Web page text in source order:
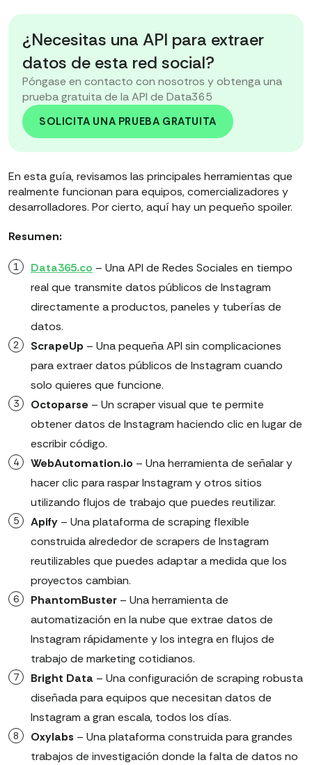
¿Necesitas una API para extraer
datos de esta red social?
Póngase en contacto con nosotros y obtenga una
prueba gratuita de la API de Data365
SOLICITA UNA PRUEBA GRATUITA
En esta guía, revisamos las principales herramientas que
realmente funcionan para equipos, comercializadores y
desarrolladores. Por cierto, aquí hay un pequeño spoiler.
Resumen:
Data365.co – Una API de Redes Sociales en tiempo
real que transmite datos públicos de Instagram
directamente a productos, paneles y tuberías de
datos.
ScrapeUp – Una pequeña API sin complicaciones
para extraer datos públicos de Instagram cuando
solo quieres que funcione.
Octoparse – Un scraper visual que te permite
obtener datos de Instagram haciendo clic en lugar de
escribir código.
WebAutomation.io – Una herramienta de señalar y
hacer clic para raspar Instagram y otros sitios
utilizando flujos de trabajo que puedes reutilizar.
Apify – Una plataforma de scraping flexible
construida alrededor de scrapers de Instagram
reutilizables que puedes adaptar a medida que los
proyectos cambian.
PhantomBuster – Una herramienta de
automatización en la nube que extrae datos de
Instagram rápidamente y los integra en flujos de
trabajo de marketing cotidianos.
Bright Data – Una configuración de scraping robusta
diseñada para equipos que necesitan datos de
Instagram a gran escala, todos los días.
Oxylabs – Una plataforma construida para grandes
trabajos de investigación donde la falta de datos no